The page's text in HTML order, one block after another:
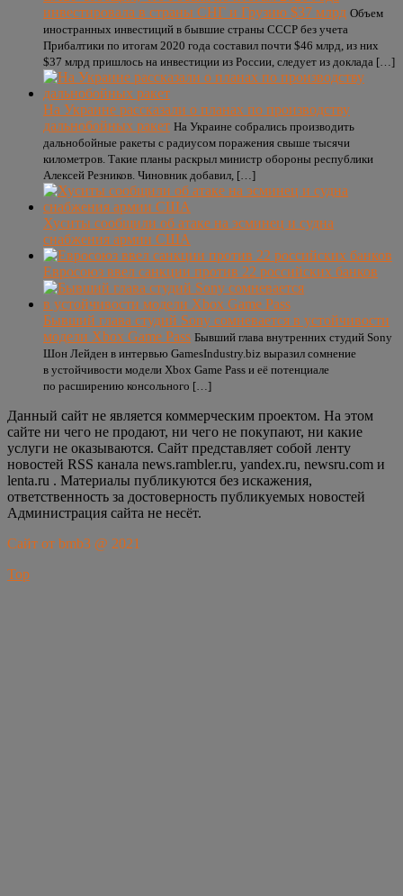
инвестировала в страны СНГ и Грузию $37 млрд Объем
иностранных инвестиций в бывшие страны СССР без учета
Прибалтики по итогам 2020 года составил почти $46 млрд, из них
$37 млрд пришлось на инвестиции из России, следует из доклада […]
На Украине рассказали о планах по производству
дальнобойных ракет На Украине собрались производить
дальнобойные ракеты с радиусом поражения свыше тысячи
километров. Такие планы раскрыл министр обороны республики
Алексей Резников. Чиновник добавил, […]
Хуситы сообщили об атаке на эсминец и судна
снабжения армии США
Евросоюз ввел санкции против 22 российских банков
Бывший глава студий Sony сомневается в устойчивости
модели Xbox Game Pass Бывший глава внутренних студий Sony
Шон Лейден в интервью GamesIndustry.biz выразил сомнение
в устойчивости модели Xbox Game Pass и её потенциале
по расширению консольного […]
Данный сайт не является коммерческим проектом. На этом
сайте ни чего не продают, ни чего не покупают, ни какие
услуги не оказываются. Сайт представляет собой ленту
новостей RSS канала news.rambler.ru, yandex.ru, newsru.com и
lenta.ru . Материалы публикуются без искажения,
ответственность за достоверность публикуемых новостей
Администрация сайта не несёт.
Сайт от bmb3 @ 2021
Top